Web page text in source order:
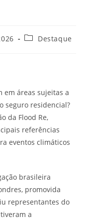
Destaque
em áreas sujeitas a
seguro residencial?
da Flood Re,
referências
eventos climáticos
brasileira
promovida
representantes do
a